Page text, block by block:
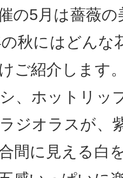
の5月は薔薇
秋にはどんな
ご紹介します
、ホットリッ
ジオラスが、
間に見える白